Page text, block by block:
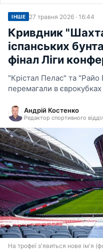
ІНШЕ 27 травня 2026 · 16:44
Кривдник
іспанських
фінал Ліги
"Крістал Пелас" та
перемагали в єврокубках
Андрій Костенко
Редактор спортивного
На трофеї з'явиться нове ім'я